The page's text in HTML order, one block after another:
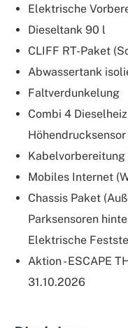
Elektrische
Dieseltank 90 l
CLIFF RT-Paket
Abwassertank
Faltverdunkelung
Combi 4
Mobiles Internet
Chassis Paket
Parksensoren
Elektrische
Aktion - ESCAPE
31.10.2026